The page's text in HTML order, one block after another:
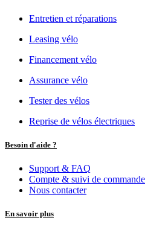
Entretien et réparations
Leasing vélo
Financement vélo
Assurance vélo
Tester des vélos
Reprise de vélos électriques
Besoin d'aide ?
Support & FAQ
Compte & suivi de commande
Nous contacter
En savoir plus